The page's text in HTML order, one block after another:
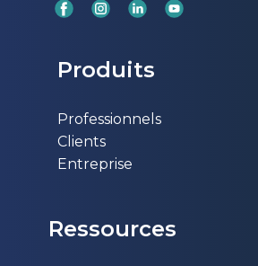
Produits
Professionnels
Clients
Entreprise
Ressources